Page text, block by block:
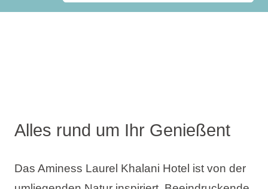
Alles rund um Ihr Genießent
Das Aminess Laurel Khalani Hotel ist von der